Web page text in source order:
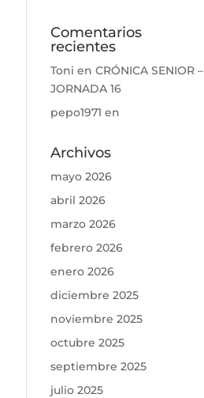
Comentarios
recientes
Toni enCRÓNICA SENIOR –
JORNADA 16
pepo1971 en
Archivos
mayo 2026
abril 2026
marzo 2026
febrero 2026
enero 2026
diciembre 2025
noviembre 2025
octubre 2025
septiembre 2025
julio 2025